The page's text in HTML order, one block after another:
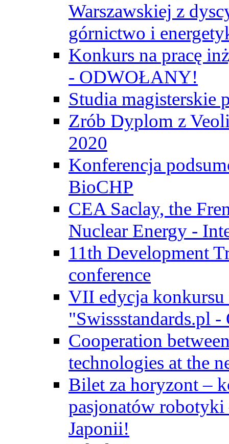
Warszawskiej z
górnictwo i
Konkurs na pracę
- ODWOŁANY!
Studia magisterskie
Zrób Dyplom z
2020
Konferencja
BioCHP
CEA Saclay, the
Nuclear Energy -
11th Development
conference
VII edycja konkursu
"Swissstandards.pl
Cooperation
technologies at the
Bilet za horyzont –
pasjonatów
Japonii!